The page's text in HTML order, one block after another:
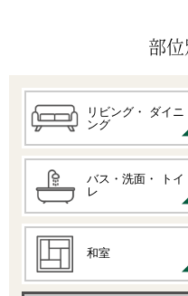
部
リビング・
ダイニ
ング
バス・洗面・
トイ
レ
和室